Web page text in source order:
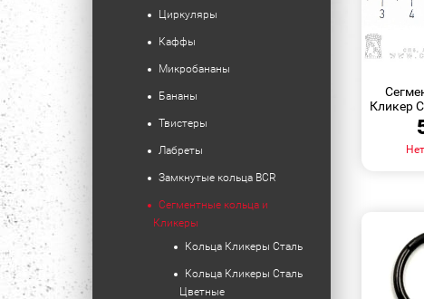
Циркуляры
Каффы
Микробананы
Бананы
Твистеры
Лабреты
Замкнутые кольца BCR
Сегментные кольца и
Кликеры
Кольца Кликеры Сталь
Кольца Кликеры Сталь
Цветные
Кликер